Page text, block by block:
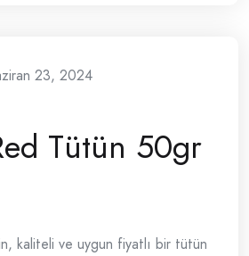
23, 2024
Tütün 50gr
kaliteli ve uygun fiyatlı bir tütün